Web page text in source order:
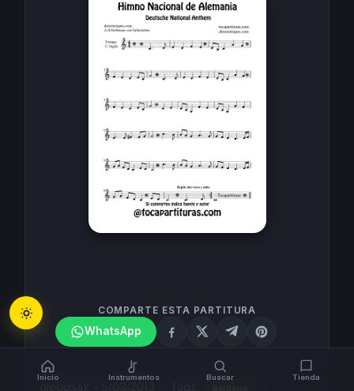
COMPARTE ESTA PARTITURA
WhatsApp
Inicio Instrumentos Buscar Tienda